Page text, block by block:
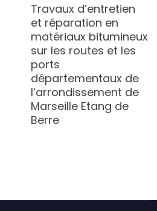
Travaux d’entretien
et réparation en
matériaux bitumineux
sur les routes et les
ports
départementaux de
l’arrondissement de
Marseille Etang de
Berre